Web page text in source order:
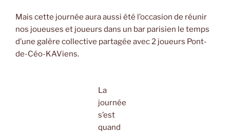
Mais cette journée aura aussi été l’occasion de réunir
nos joueuses et joueurs dans un bar parisien le temps
d’une galère collective partagée avec 2 joueurs Pont-
de-Céo-KAViens.
La
journée
s’est
quand